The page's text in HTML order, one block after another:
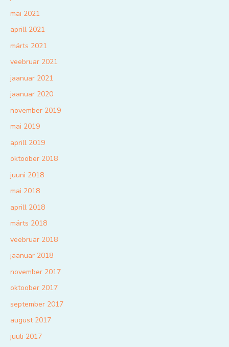
mai 2021
aprill 2021
märts 2021
veebruar 2021
jaanuar 2021
jaanuar 2020
november 2019
mai 2019
aprill 2019
oktoober 2018
juuni 2018
mai 2018
aprill 2018
märts 2018
veebruar 2018
jaanuar 2018
november 2017
oktoober 2017
september 2017
august 2017
juuli 2017